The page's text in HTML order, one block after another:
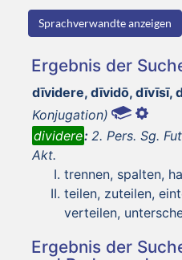
Sprachverwandte anzeigen
Ergebnis der
dīvidere, dīvidō, dīvīsī,
Konjugation)
dividere: 2. Pers. Sg.
Akt.
trennen, spalten,
teilen, zuteilen,
verteilen,
Ergebnis der